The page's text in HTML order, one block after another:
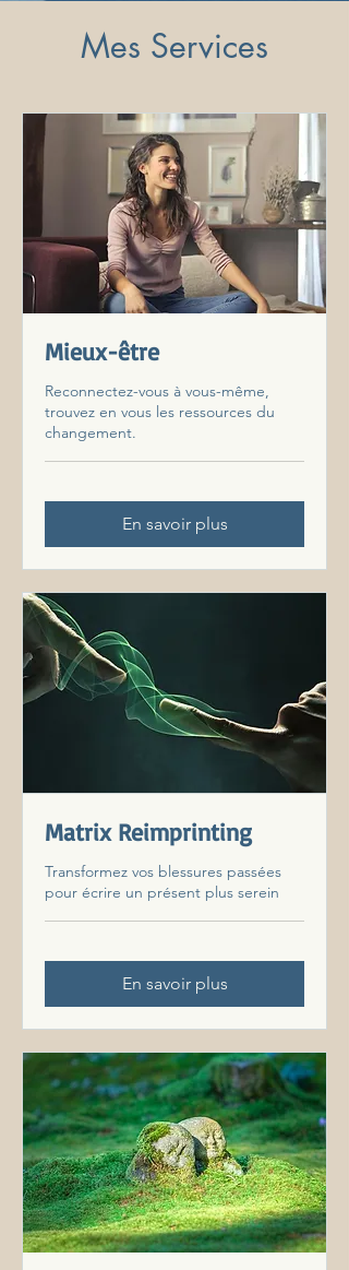
Mes Services
Mieux-être
Reconnectez-vous à vous-même,
trouvez en vous les ressources du
changement.
En savoir plus
Matrix Reimprinting
Transformez vos blessures passées
pour écrire un présent plus serein
En savoir plus